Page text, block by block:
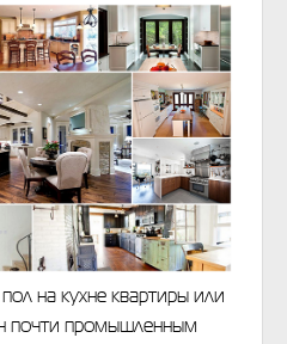
на кухне квартиры или
почти промышленным